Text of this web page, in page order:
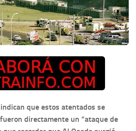
que estos atentados se
directamente un “ataque de